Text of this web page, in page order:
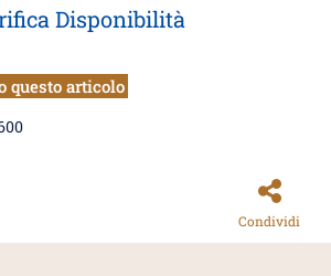
Disponibilità
questo articolo
Condividi